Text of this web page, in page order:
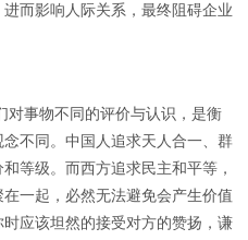
而影响人际关系，最终阻碍企业
事物不同的评价与认识，是衡
不同。中国人追求天人合一、群
等级。而西方追求民主和平等，
一起，必然无法避免会产生价值
应该坦然的接受对方的赞扬，谦